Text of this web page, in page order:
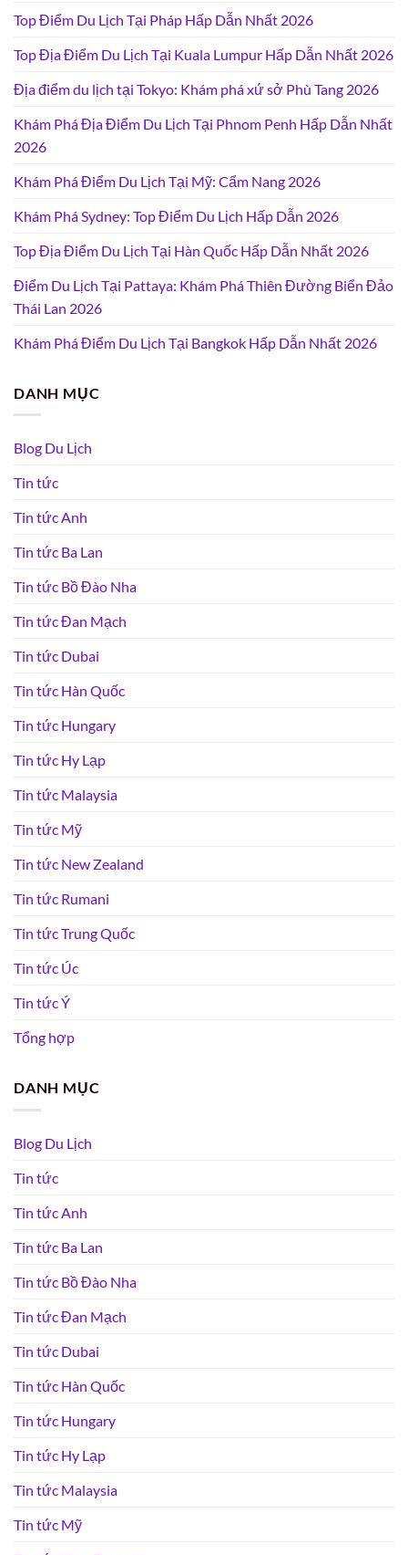
Top Điểm Du Lịch Tại Pháp Hấp Dẫn Nhất 2026
Top Địa Điểm Du Lịch Tại Kuala Lumpur Hấp Dẫn Nhất 2026
Địa điểm du lịch tại Tokyo: Khám phá xứ sở Phù Tang 2026
Khám Phá Địa Điểm Du Lịch Tại Phnom Penh Hấp Dẫn Nhất
2026
Khám Phá Điểm Du Lịch Tại Mỹ: Cẩm Nang 2026
Khám Phá Sydney: Top Điểm Du Lịch Hấp Dẫn 2026
Top Địa Điểm Du Lịch Tại Hàn Quốc Hấp Dẫn Nhất 2026
Điểm Du Lịch Tại Pattaya: Khám Phá Thiên Đường Biển Đảo
Thái Lan 2026
Khám Phá Điểm Du Lịch Tại Bangkok Hấp Dẫn Nhất 2026
DANH MỤC
Blog Du Lịch
Tin tức
Tin tức Anh
Tin tức Ba Lan
Tin tức Bồ Đào Nha
Tin tức Đan Mạch
Tin tức Dubai
Tin tức Hàn Quốc
Tin tức Hungary
Tin tức Hy Lạp
Tin tức Malaysia
Tin tức Mỹ
Tin tức New Zealand
Tin tức Rumani
Tin tức Trung Quốc
Tin tức Úc
Tin tức Ý
Tổng hợp
DANH MỤC
Blog Du Lịch
Tin tức
Tin tức Anh
Tin tức Ba Lan
Tin tức Bồ Đào Nha
Tin tức Đan Mạch
Tin tức Dubai
Tin tức Hàn Quốc
Tin tức Hungary
Tin tức Hy Lạp
Tin tức Malaysia
Tin tức Mỹ